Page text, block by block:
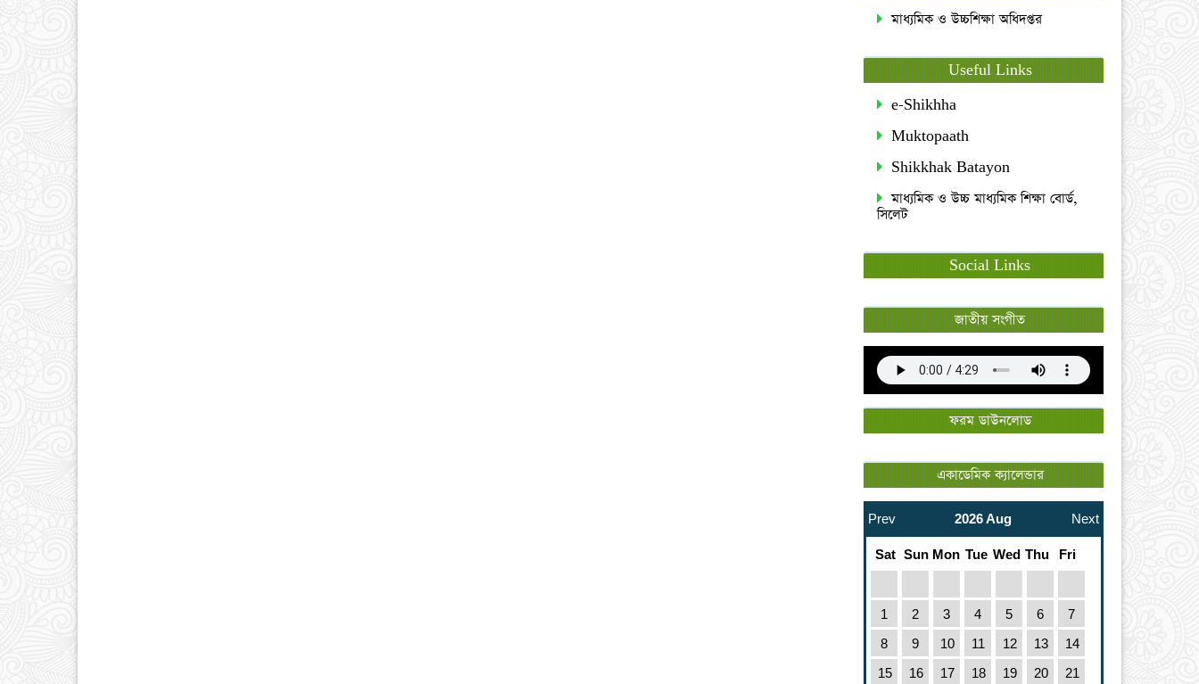
মাধ্যমিক ও উচ্চশিক্ষা অধিদপ্তর
Useful Links
e-Shikhha
Muktopaath
Shikkhak Batayon
মাধ্যমিক ও উচ্চ মাধ্যমিক শিক্ষা বোর্ড,
সিলেট
Social Links
জাতীয় সংগীত
ফরম ডাউনলোড
একাডেমিক ক্যালেন্ডার
Prev 2026 Aug Next
Sat Sun Mon Tue Wed Thu Fri
1 2 3 4 5 6
7
8
9 10 11 12 13
14
15
16 17 18 19 20
21